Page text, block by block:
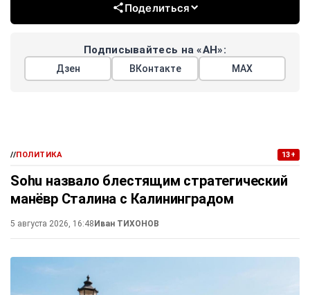
Поделиться
Подписывайтесь на «АН»:
Дзен ВКонтакте МАХ
//ПОЛИТИКА 13+
Sohu назвало блестящим стратегический
манёвр Сталина с Калининградом
5 августа 2026, 16:48Иван ТИХОНОВ